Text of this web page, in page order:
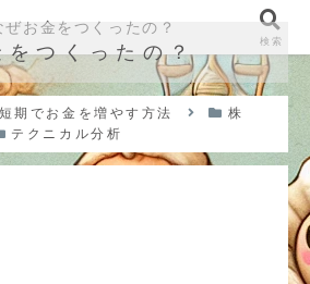
をつくったの？
短期でお金を増やす方法
株
テクニカル分析
ぜお金をつくったの？
検索